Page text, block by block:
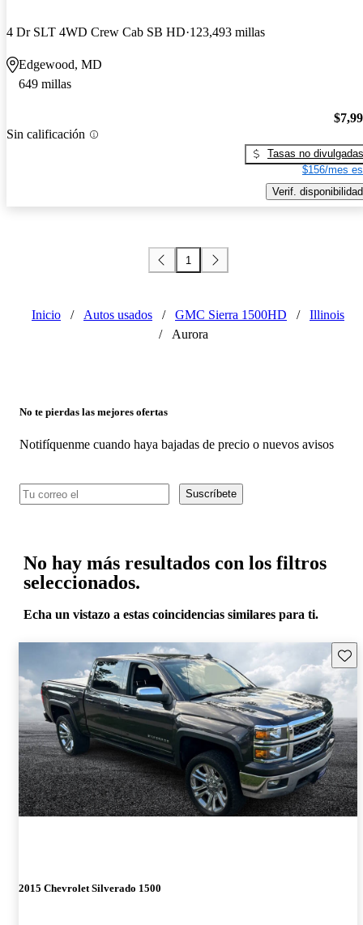
4 Dr SLT 4WD Crew Cab SB HD 123,493 millas
Edgewood, MD
649 millas
Sin calificación
Tasas no divulgadas
$156/mes
Verif. disponibilidad
1
Inicio / Autos usados / GMC Sierra 1500HD /
Illinois
/
Aurora
No te pierdas las mejores ofertas
Notifíquenme cuando haya bajadas de precio o nuevos avisos
Suscríbete
No hay más resultados con los filtros
seleccionados.
Echa un vistazo a estas coincidencias similares para ti.
2015 Chevrolet Silverado 1500